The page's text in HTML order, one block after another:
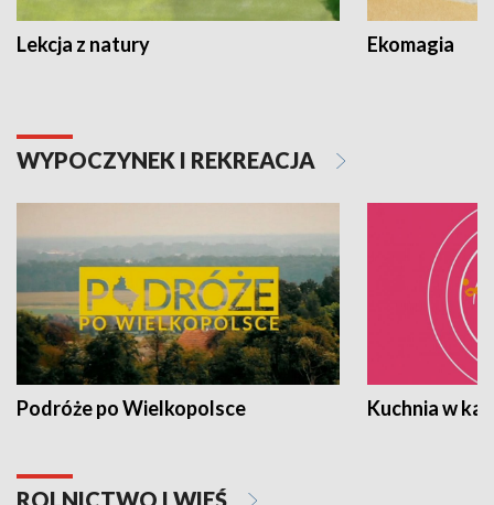
Lekcja z natury Ekomagia
WYPOCZYNEK I REKREACJA
Podróże po Wielkopolsce Kuchnia w
ROLNICTWO I WIEŚ